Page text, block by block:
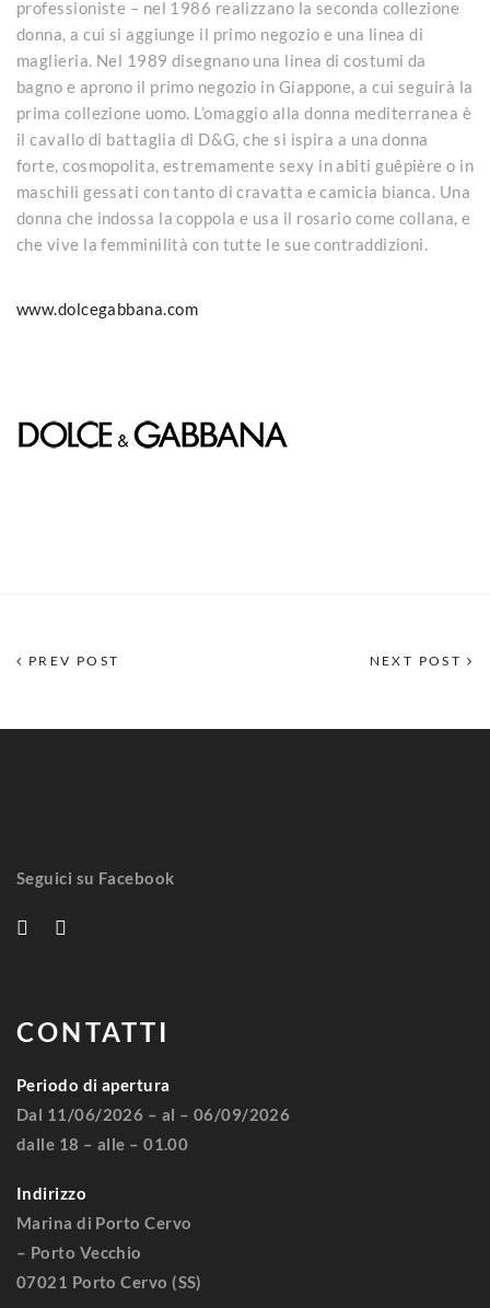
professioniste – nel 1986 realizzano la seconda collezione
donna, a cui si aggiunge il primo negozio e una linea di
maglieria. Nel 1989 disegnano una linea di costumi da
bagno e aprono il primo negozio in Giappone, a cui seguirà la
prima collezione uomo. L’omaggio alla donna mediterranea è
il cavallo di battaglia di D&G, che si ispira a una donna
forte, cosmopolita, estremamente sexy in abiti guêpière o in
maschili gessati con tanto di cravatta e camicia bianca. Una
donna che indossa la coppola e usa il rosario come collana, e
che vive la femminilità con tutte le sue contraddizioni.
www.dolcegabbana.com
PREV POST NEXT POST
Seguici su Facebook
CONTATTI
Periodo di apertura
Dal 11/06/2026 – al – 06/09/2026
dalle 18 – alle – 01.00
Indirizzo
Marina di Porto Cervo
– Porto Vecchio
07021 Porto Cervo (SS)